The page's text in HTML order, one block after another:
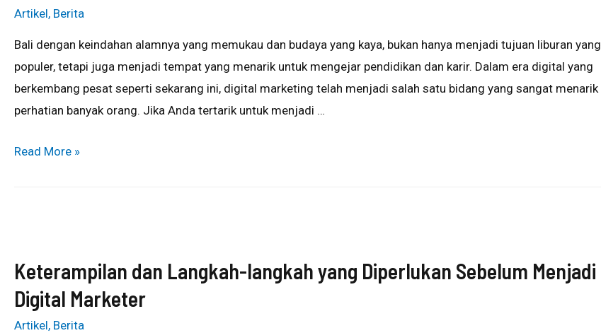
Artikel, Berita
Bali dengan keindahan alamnya yang memukau dan budaya yang kaya, bukan hanya menjadi tujuan liburan yang
populer, tetapi juga menjadi tempat yang menarik untuk mengejar pendidikan dan karir. Dalam era digital yang
berkembang pesat seperti sekarang ini, digital marketing telah menjadi salah satu bidang yang sangat menarik
perhatian banyak orang. Jika Anda tertarik untuk menjadi …
Read More »
Keterampilan dan Langkah-langkah yang Diperlukan Sebelum Menjadi
Digital Marketer
Artikel, Berita